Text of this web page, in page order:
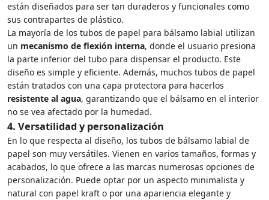
están diseñados para ser tan duraderos y funcionales como
sus contrapartes de plástico.
La mayoría de los tubos de papel para bálsamo labial utilizan
un mecanismo de flexión interna, donde el usuario presiona
la parte inferior del tubo para dispensar el producto. Este
diseño es simple y eficiente. Además, muchos tubos de papel
están tratados con una capa protectora para hacerlos
resistente al agua, garantizando que el bálsamo en el interior
no se vea afectado por la humedad.
4. Versatilidad y personalización
En lo que respecta al diseño, los tubos de bálsamo labial de
papel son muy versátiles. Vienen en varios tamaños, formas y
acabados, lo que ofrece a las marcas numerosas opciones de
personalización. Puede optar por un aspecto minimalista y
natural con papel kraft o por una apariencia elegante y